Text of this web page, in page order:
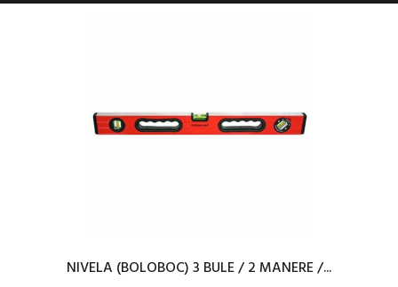
NIVELA (BOLOBOC) 3 BULE / 2 MANERE /...